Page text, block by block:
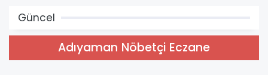
Güncel
Adıyaman Nöbetçi Eczane